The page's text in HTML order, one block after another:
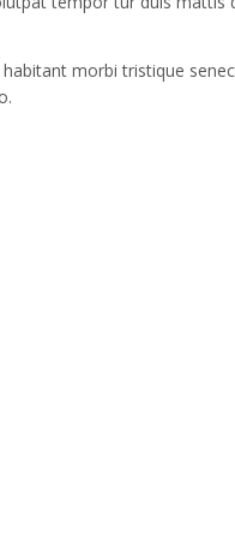
morbi tristique